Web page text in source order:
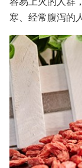
寒、经常腹泻的